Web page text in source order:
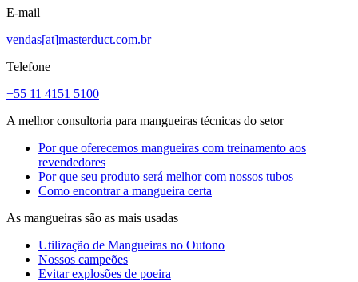
E-mail
vendas[at]masterduct.com.br
Telefone
+55 11 4151 5100
A melhor consultoria para mangueiras técnicas do setor
Por que oferecemos mangueiras com treinamento aos
revendedores
Por que seu produto será melhor com nossos tubos
Como encontrar a mangueira certa
As mangueiras são as mais usadas
Utilização de Mangueiras no Outono
Nossos campeões
Evitar explosões de poeira